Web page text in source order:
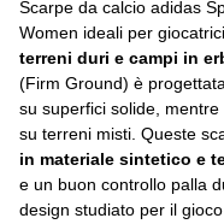
Scarpe da calcio adidas
Women ideali per
terreni duri e campi in
(Firm Ground) è
su superfici solide,
su terreni misti. Queste
in materiale sintetico e
e un buon controllo palla
design studiato per il